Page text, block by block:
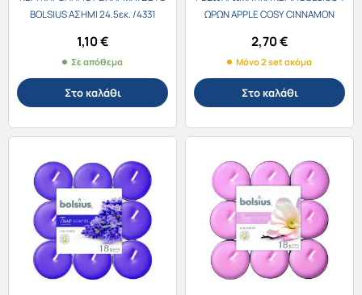
BOLSIUS ΑΣΗΜΙ 24.5εκ. /4331
1,10€
Σε απόθεμα
Στο καλάθι
ΩΡΩΝ APPLE COSY CINNAMON
2,70€
Μόνο 2 set ακόμα
Στο καλάθι